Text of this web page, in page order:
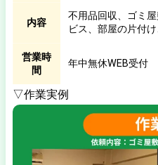
内容
不用品回収、ゴミ
ビス、部屋の片付
営業時
間
年中無休WEB受付
▽作業実例